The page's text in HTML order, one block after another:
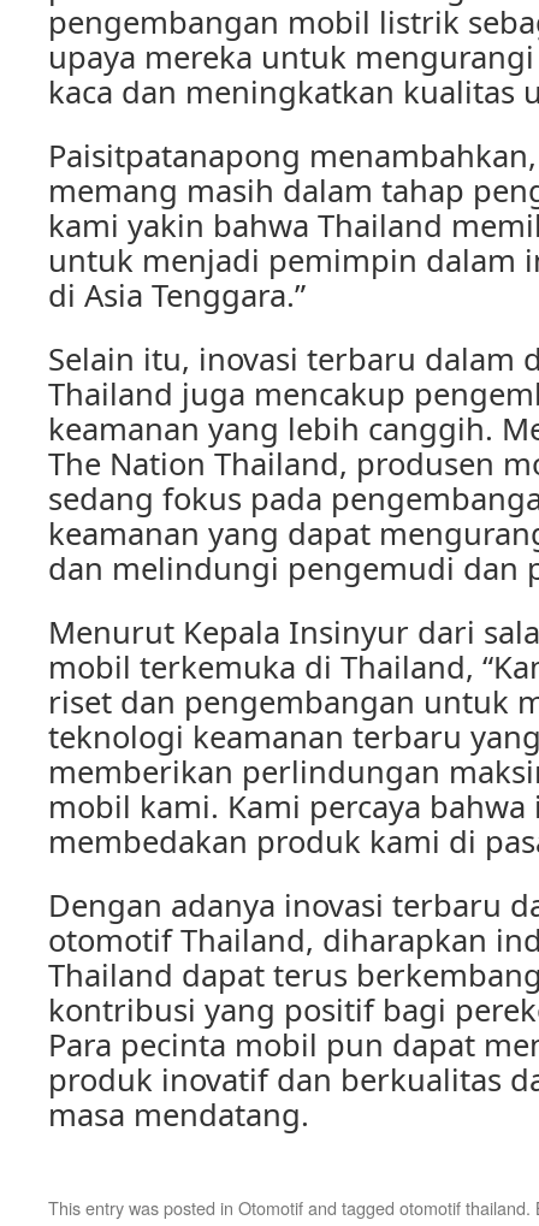
pengembangan mobil listrik
upaya mereka untuk
kaca dan meningkatkan kualitas
Paisitpatanapong
memang masih dalam tahap
kami yakin bahwa Thailand
untuk menjadi pemimpin dalam
di Asia Tenggara.”
Selain itu, inovasi terbaru dalam
Thailand juga mencakup
keamanan yang lebih canggih.
The Nation Thailand, produsen
sedang fokus pada
keamanan yang dapat
dan melindungi pengemudi dan
Menurut Kepala Insinyur dari
mobil terkemuka di Thailand,
riset dan pengembangan untuk
teknologi keamanan terbaru
memberikan perlindungan
mobil kami. Kami percaya bahwa
membedakan produk kami di
Dengan adanya inovasi terbaru
otomotif Thailand, diharapkan
Thailand dapat terus
kontribusi yang positif bagi
Para pecinta mobil pun dapat
produk inovatif dan berkualitas
masa mendatang.
This entry was posted in Otomotifand tagged otomotif thailand.